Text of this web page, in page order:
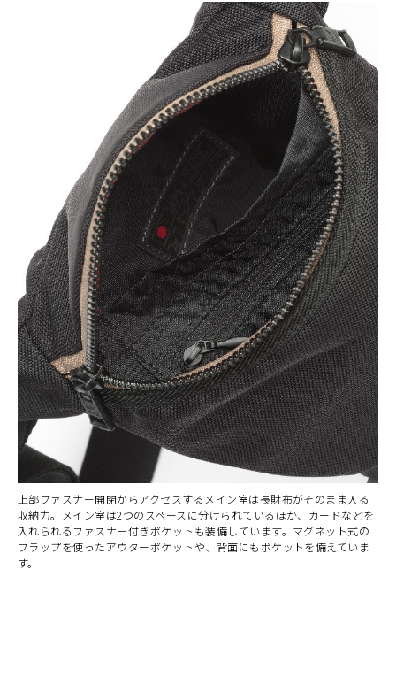
上部ファスナー開閉からアクセスするメイン室は長財布がそのまま入る
収納力。メイン室は2つのスペースに分けられているほか、カードなどを
入れられるファスナー付きポケットも装備しています。マグネット式の
フラップを使ったアウターポケットや、背面にもポケットを備えていま
す。